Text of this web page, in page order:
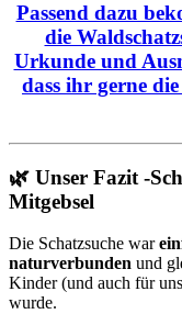
Passend dazu
die
Urkunde und
dass ihr gerne
🌿 Unser Fazit -
Mitgebsel
Die Schatzsuche war
naturverbunden und
Kinder (und auch für
wurde.